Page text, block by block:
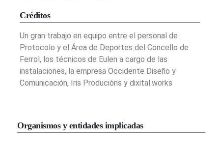
Créditos
Un gran trabajo en equipo entre el personal de
Protocolo y el Área de Deportes del Concello de
Ferrol, los técnicos de Eulen a cargo de las
instalaciones, la empresa Occidente Diseño y
Comunicación, Iris Producións y dixital.works
Organismos y entidades implicadas